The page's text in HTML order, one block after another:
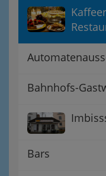
Bahnhofs-
Bars